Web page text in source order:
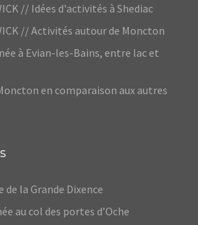
// Idées d'activités à Shediac
// Activités autour de Moncton
à Evian-les-Bains, entre lac et
en comparaison aux autres
de la Grande Dixence
au col des portes d’Oche